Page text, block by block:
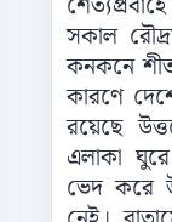
সকাল
কনকনে
কারণে
রয়েছে
এলাকা
ভেদ করে